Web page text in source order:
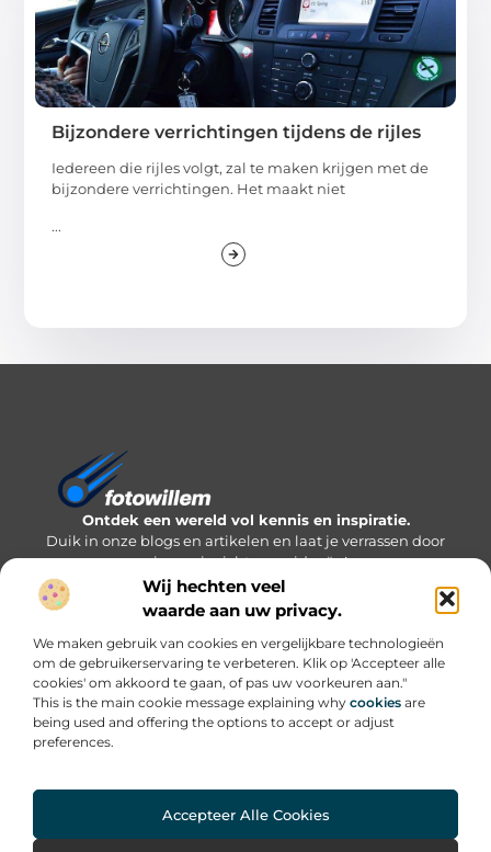
Wij hechten veel
waarde aan uw privacy.
We maken gebruik van cookies en vergelijkbare technologieën
om de gebruikerservaring te verbeteren. Klik op 'Accepteer alle
cookies' om akkoord te gaan, of pas uw voorkeuren aan."
This is the main cookie message explaining why cookies are
being used and offering the options to accept or adjust
preferences.
Accepteer Alle Cookies
Bijzondere verrichtingen tijdens de rijles
Iedereen die rijles volgt, zal te maken krijgen met de
bijzondere verrichtingen. Het maakt niet
...
Ontdek een wereld vol kennis en inspiratie.
Duik in onze blogs en artikelen en laat je verrassen door
nieuwe inzichten en ideeën!
Bericht categorie
Onze informatie
Website index Cookiebeleid (EU)